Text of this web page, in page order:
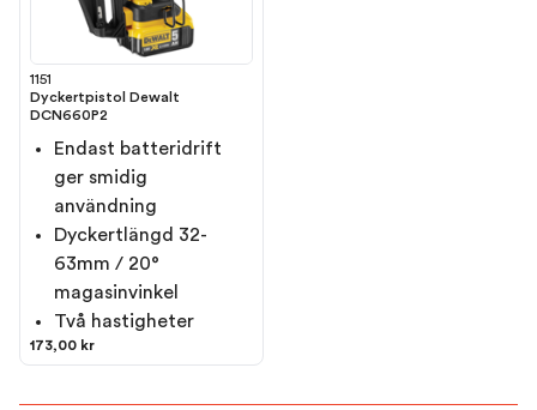
1151
Dyckertpistol Dewalt
DCN660P2
Endast batteridrift
ger smidig
användning
Dyckertlängd 32-
63mm / 20°
magasinvinkel
Två hastigheter
173,00 kr